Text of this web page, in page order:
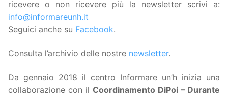
ricevere o non ricevere più la newsletter scrivi a:
info@informareunh.it
Seguici anche su Facebook.
Consulta l’archivio delle nostre newsletter.
Da gennaio 2018 il centro Informare un’h inizia una
collaborazione con il Coordinamento DiPoi – Durante